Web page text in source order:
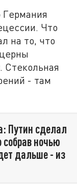
Германия
Что
на то, что
Стекольная
- там
Путин сделал
собрав ночью
дальше - из